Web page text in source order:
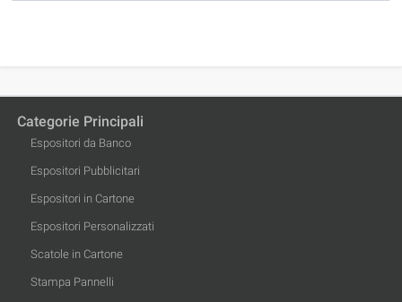
Categorie Principali
Espositori da Banco
Espositori Pubblicitari
Espositori in Cartone
Espositori Personalizzati
Scatole in Cartone
Stampa Pannelli